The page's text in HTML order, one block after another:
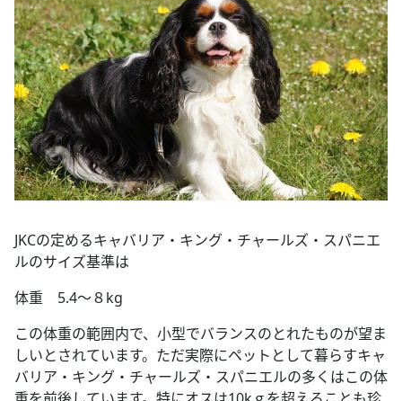
JKCの定めるキャバリア・キング・チャールズ・スパニエ
ルのサイズ基準は
体重 5.4～８kg
この体重の範囲内で、小型でバランスのとれたものが望ま
しいとされています。ただ実際にペットとして暮らすキャ
バリア・キング・チャールズ・スパニエルの多くはこの体